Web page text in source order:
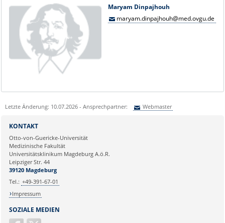
Maryam Dinpajhouh
maryam.dinpajhouh@med.ovgu.de
Letzte Änderung: 10.07.2026 - Ansprechpartner: Webmaster
Ihre E-Mailadresse:
Ihr Anliegen:
SOZIALE MEDIEN
KONTAKT
Otto-von-Guericke-Universität
Medizinische Fakultät
Universitätsklinikum Magdeburg A.ö.R.
Leipziger Str. 44
39120 Magdeburg
Tel.: +49-391-67-01
Impressum